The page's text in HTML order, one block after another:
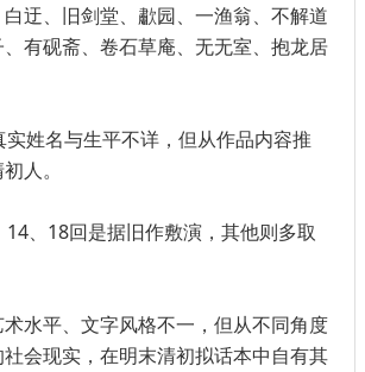
迂、旧剑堂、歗园、一渔翁、不解道
有砚斋、卷石草庵、无无室、抱龙居
实姓名与生平不详，但从作品内容推
人。
14、18回是据旧作敷演，其他则多取
水平、文字风格不一，但从不同角度
会现实，在明末清初拟话本中自有其